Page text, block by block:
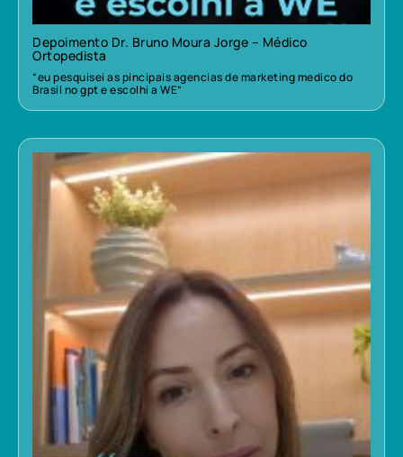
Depoimento Dr. Bruno Moura Jorge – Médico
Ortopedista
“eu pesquisei as pincipais agencias de marketing medico do
Brasil no gpt e escolhi a WE”